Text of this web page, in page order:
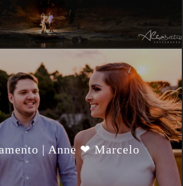
| Anne ❤ Marcelo